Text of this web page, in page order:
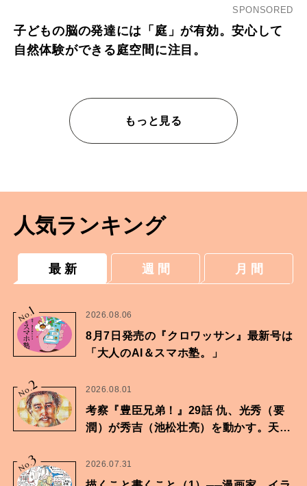
SPONSORED
子どもの脳の発達には「庭」が有効。安心して
自然体験ができる庭空間に注目。
もっと見る
人気ランキング
最 新 週 間 月 間
No.
1 2026.08.06
8月7日発売の『クロワッサン』最新号は
「大人のAI＆スマホ塾。」
No.2 2026.08.01
考察『豊臣兄弟！』29話 仇、光秀（要
潤）が秀吉（池松壮亮）を動かす。天下
No.
3 2026.07.31